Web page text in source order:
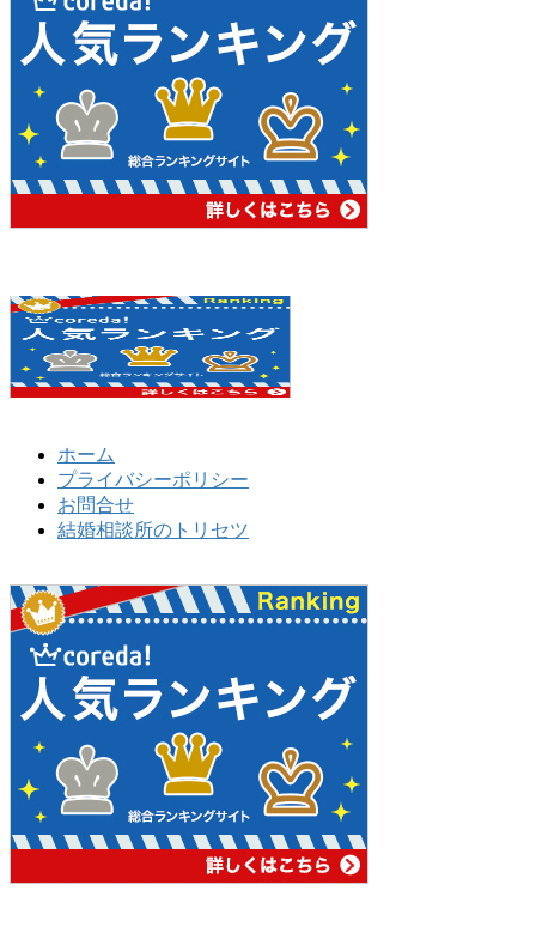
ホーム
プライバシーポリシー
お問合せ
結婚相談所のトリセツ